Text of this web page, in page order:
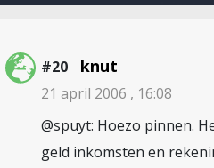
#20 knut
21 april 2006 , 16:08
@spuyt: Hoezo pinnen.
geld inkomsten en